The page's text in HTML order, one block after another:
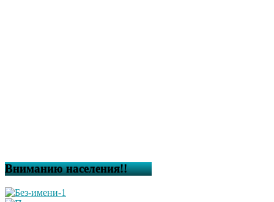
Вниманию населения!!